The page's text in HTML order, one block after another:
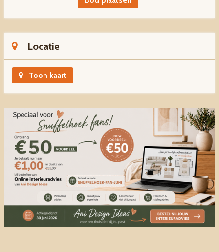
Locatie
Toon kaart